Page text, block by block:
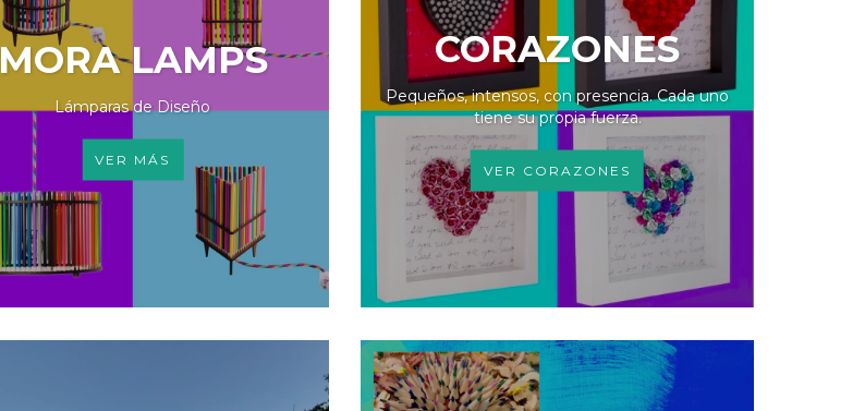
MORA LAMPS
Lámparas de Diseño
VER MÁS
CORAZONES
Pequeños, intensos, con presencia. Cada uno
tiene su propia fuerza.
VER CORAZONES